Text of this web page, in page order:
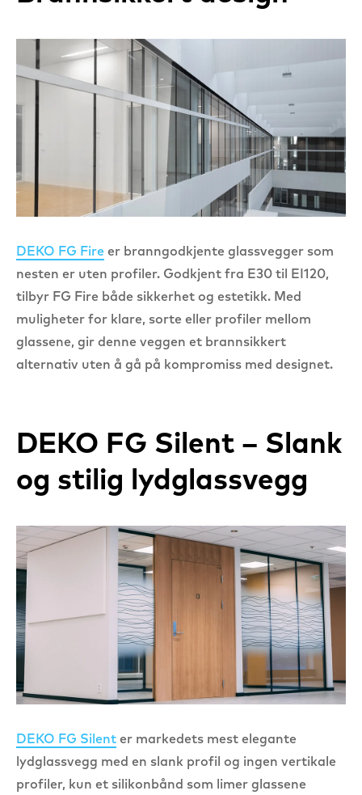
DEKO FG Fire er branngodkjente glassvegger som
nesten er uten profiler. Godkjent fra E30 til EI120,
tilbyr FG Fire både sikkerhet og estetikk. Med
muligheter for klare, sorte eller profiler mellom
glassene, gir denne veggen et brannsikkert
alternativ uten å gå på kompromiss med designet.
DEKO FG Silent – Slank
og stilig lydglassvegg
DEKO FG Silent er markedets mest elegante
lydglassvegg med en slank profil og ingen vertikale
profiler, kun et silikonbånd som limer glassene